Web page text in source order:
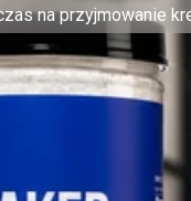
na przyjmowanie